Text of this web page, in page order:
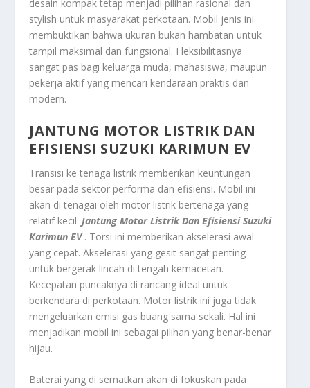
desain kompak tetap menjadi pilihan rasional dan
stylish untuk masyarakat perkotaan. Mobil jenis ini
membuktikan bahwa ukuran bukan hambatan untuk
tampil maksimal dan fungsional. Fleksibilitasnya
sangat pas bagi keluarga muda, mahasiswa, maupun
pekerja aktif yang mencari kendaraan praktis dan
modern.
JANTUNG MOTOR LISTRIK DAN
EFISIENSI SUZUKI KARIMUN EV
Transisi ke tenaga listrik memberikan keuntungan
besar pada sektor performa dan efisiensi. Mobil ini
akan di tenagai oleh motor listrik bertenaga yang
relatif kecil.Jantung Motor Listrik Dan Efisiensi Suzuki
Karimun EV. Torsi ini memberikan akselerasi awal
yang cepat. Akselerasi yang gesit sangat penting
untuk bergerak lincah di tengah kemacetan.
Kecepatan puncaknya di rancang ideal untuk
berkendara di perkotaan. Motor listrik ini juga tidak
mengeluarkan emisi gas buang sama sekali. Hal ini
menjadikan mobil ini sebagai pilihan yang benar-benar
hijau.
Baterai yang di sematkan akan di fokuskan pada